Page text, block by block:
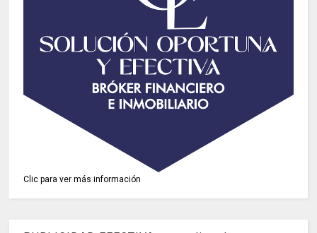
Clic para ver más información